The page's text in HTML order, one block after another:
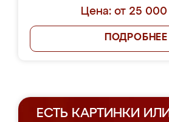
Цена: от 25 000
ПОДРОБНЕЕ
ЕСТЬ КАРТИНКИ